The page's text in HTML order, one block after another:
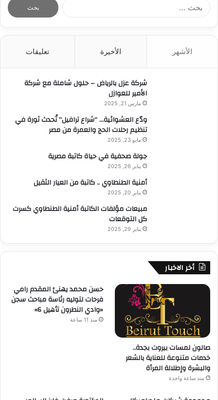
الأشهر الأخيرة تعليقات
شركة عزل بالرياض – حلول شاملة مع شركة
الأمير للعوازل
مارس 21, 2025
ودّع العشوائية… “شراع ترافيل” تُحدث ثورة في
تنظيم رحلات الحج والعمرة من مصر
مايو 23, 2025
جولة صحفية في حياة كاتبة مصرية
يناير 26, 2025
أمنية الطنطاوي .. كاتبة من العيار الثقيل
يناير 20, 2025
مبيعات مؤلفات الكاتبة أمنية الطنطاوي كسرت
كل التوقعات
يناير 29, 2025
أخر الاخبار
صالون لمسات بيروت بجدة..
خدمات متنوعة للعناية بالشعر
والبشرة وإطلالة المرأة
منذ ساعة واحدة
حسن محمد يهنئ المقدم رامي
فرحات لتوليه رئاسة مباحث سجن
«وادي النطرون تأهيل 6»
منذ 11 ساعة